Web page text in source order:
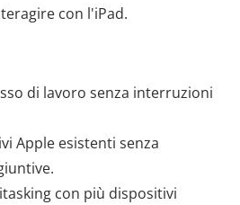
con l'iPad.
di lavoro senza interruzioni
Apple esistenti senza
con più dispositivi